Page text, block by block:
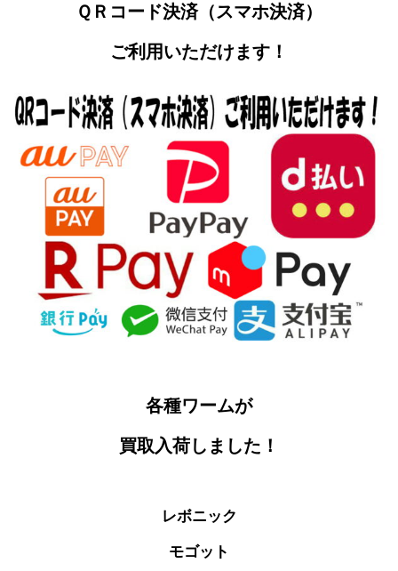
ＱＲコード決済（スマホ決済）
ご利用いただけます！
各種ワームが
買取入荷しました！
レボニック
モゴット